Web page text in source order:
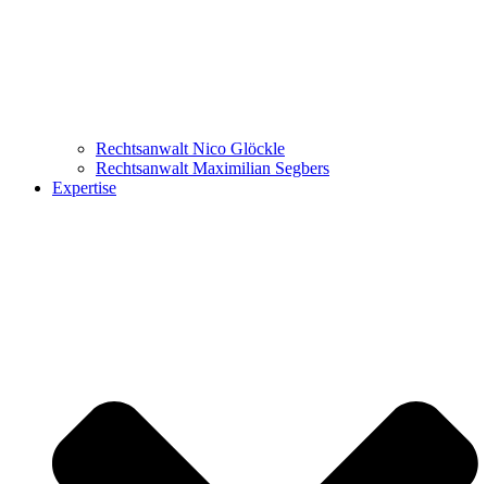
Rechtsanwalt Nico Glöckle
Rechtsanwalt Maximilian Segbers
Expertise